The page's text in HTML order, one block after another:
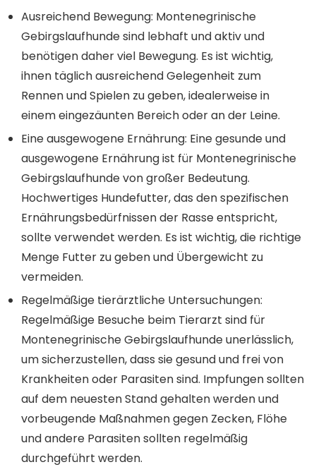
Ausreichend Bewegung: Montenegrinische
Gebirgslaufhunde sind lebhaft und aktiv und
benötigen daher viel Bewegung. Es ist wichtig,
ihnen täglich ausreichend Gelegenheit zum
Rennen und Spielen zu geben, idealerweise in
einem eingezäunten Bereich oder an der Leine.
Eine ausgewogene Ernährung: Eine gesunde und
ausgewogene Ernährung ist für Montenegrinische
Gebirgslaufhunde von großer Bedeutung.
Hochwertiges Hundefutter, das den spezifischen
Ernährungsbedürfnissen der Rasse entspricht,
sollte verwendet werden. Es ist wichtig, die richtige
Menge Futter zu geben und Übergewicht zu
vermeiden.
Regelmäßige tierärztliche Untersuchungen:
Regelmäßige Besuche beim Tierarzt sind für
Montenegrinische Gebirgslaufhunde unerlässlich,
um sicherzustellen, dass sie gesund und frei von
Krankheiten oder Parasiten sind. Impfungen sollten
auf dem neuesten Stand gehalten werden und
vorbeugende Maßnahmen gegen Zecken, Flöhe
und andere Parasiten sollten regelmäßig
durchgeführt werden.